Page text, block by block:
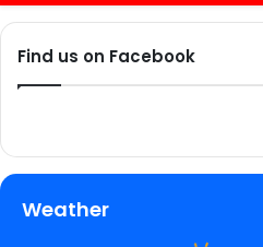
Find us on Facebook
Weather